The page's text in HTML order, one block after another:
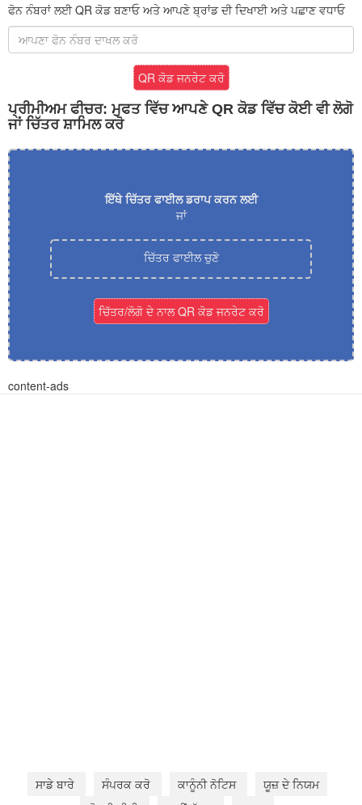
ਫੋਨ ਨੰਬਰਾਂ ਲਈ QR ਕੋਡ ਬਣਾਓ ਅਤੇ ਆਪਣੇ ਬ੍ਰਾਂਡ ਦੀ ਦਿਖਾਈ ਅਤੇ ਪਛਾਣ ਵਧਾਓ
QR ਕੋਡ ਜਨਰੇਟ ਕਰੋ
ਪ੍ਰੀਮੀਅਮ ਫੀਚਰ: ਮੁਫਤ ਵਿੱਚ ਆਪਣੇ QR ਕੋਡ ਵਿੱਚ ਕੋਈ ਵੀ ਲੋਗੋ
ਜਾਂ ਚਿੱਤਰ ਸ਼ਾਮਿਲ ਕਰੋ
ਇੱਥੇ ਚਿੱਤਰ ਫਾਈਲ ਡਰਾਪ ਕਰਨ ਲਈ
ਜਾਂ
ਚਿੱਤਰ ਫਾਈਲ ਚੁਣੋ
ਚਿੱਤਰ/ਲੋਗੋ ਦੇ ਨਾਲ QR ਕੋਡ ਜਨਰੇਟ ਕਰੋ
content-ads
ਸਾਡੇ ਬਾਰੇ ਸੰਪਰਕ ਕਰੋ ਕਾਨੂੰਨੀ ਨੋਟਿਸ
ਯੂਜ਼ ਦੇ ਨਿਯਮ